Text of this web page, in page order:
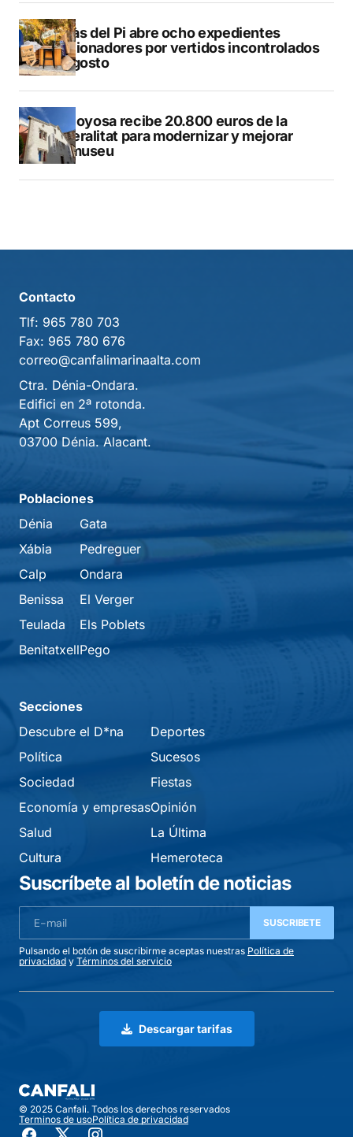
L’Alfàs del Pi abre ocho expedientes
sancionadores por vertidos incontrolados
en agosto
Villajoyosa recibe 20.800 euros de la
Generalitat para modernizar y mejorar
Vilamuseu
Contacto
Tlf: 965 780 703
Fax: 965 780 676
correo@canfalimarinaalta.com
Ctra. Dénia-Ondara.
Edifici en 2ª rotonda.
Apt Correus 599,
03700 Dénia. Alacant.
Poblaciones
Dénia
Xábia
Calp
Benissa
Teulada
Benitatxell
Gata
Pedreguer
Ondara
El Verger
Els Poblets
Pego
Secciones
Descubre el D*na
Política
Sociedad
Economía y empresas
Salud
Cultura
Deportes
Sucesos
Fiestas
Opinión
La Última
Hemeroteca
Suscríbete al boletín de noticias
SUSCRIBETE
Pulsando el botón de suscribirme aceptas nuestras Política de
privacidad y Términos del servicio
Descargar tarifas
© 2025 Canfali. Todos los derechos reservados
Terminos de usoPolítica de privacidad